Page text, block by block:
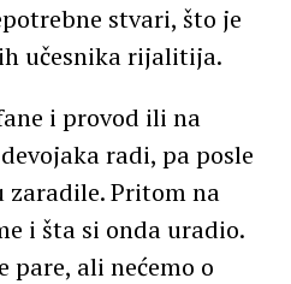
stvari, što je
učesnika rijalitija.
i provod ili na
radi, pa posle
Pritom na
i šta si onda uradio.
pare, ali nećemo o